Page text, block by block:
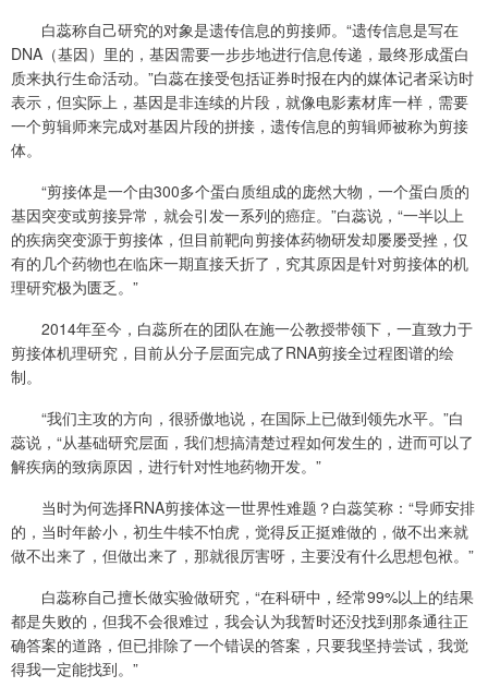
白蕊称自己研究的对象是遗传信息的剪接师。“遗传信息是写在
DNA（基因）里的，基因需要一步步地进行信息传递，最终形成蛋白
质来执行生命活动。”白蕊在接受包括证券时报在内的媒体记者采访时
表示，但实际上，基因是非连续的片段，就像电影素材库一样，需要
一个剪辑师来完成对基因片段的拼接，遗传信息的剪辑师被称为剪接
体。
“剪接体是一个由300多个蛋白质组成的庞然大物，一个蛋白质的
基因突变或剪接异常，就会引发一系列的癌症。”白蕊说，“一半以上
的疾病突变源于剪接体，但目前靶向剪接体药物研发却屡屡受挫，仅
有的几个药物也在临床一期直接夭折了，究其原因是针对剪接体的机
理研究极为匮乏。”
2014年至今，白蕊所在的团队在施一公教授带领下，一直致力于
剪接体机理研究，目前从分子层面完成了RNA剪接全过程图谱的绘
制。
“我们主攻的方向，很骄傲地说，在国际上已做到领先水平。”白
蕊说，“从基础研究层面，我们想搞清楚过程如何发生的，进而可以了
解疾病的致病原因，进行针对性地药物开发。”
当时为何选择RNA剪接体这一世界性难题？白蕊笑称：“导师安排
的，当时年龄小，初生牛犊不怕虎，觉得反正挺难做的，做不出来就
做不出来了，但做出来了，那就很厉害呀，主要没有什么思想包袱。”
白蕊称自己擅长做实验做研究，“在科研中，经常99%以上的结果
都是失败的，但我不会很难过，我会认为我暂时还没找到那条通往正
确答案的道路，但已排除了一个错误的答案，只要我坚持尝试，我觉
得我一定能找到。”